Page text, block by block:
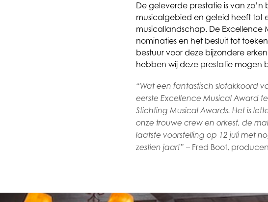
De geleverde prestatie is van
musicalgebied en geleid heeft tot
musicallandschap. De Excellence
nominaties en het besluit tot
bestuur voor deze bijzondere
hebben wij deze prestatie mogen
“Wat een fantastisch slotakkoord
eerste Excellence Musical Award
Stichting Musical Awards. Het is
onze trouwe crew en orkest, de
laatste voorstelling op 12 juli met
zestien jaar!” – Fred Boot,